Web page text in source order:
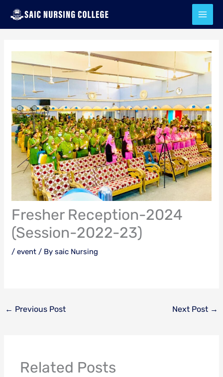
Fresher Reception-2024
(Session-2022-23)
/event / Bysaic Nursing
← Previous Post Next Post →
Related Posts